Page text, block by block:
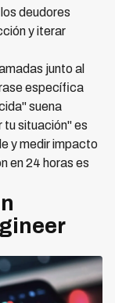
deudores
y iterar
junto al
específica
suena
tu situación" es
y medir impacto
en 24 horas es